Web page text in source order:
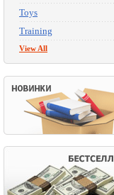
Toys
Training
View All